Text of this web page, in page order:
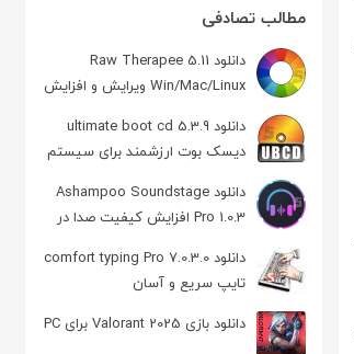
مطالب تصادفی
دانلود Raw Therapee 5.11
Win/Mac/Linux ویرایش و افزایش
کیفیت عکس Raw
دانلود ultimate boot cd 5.3.9
دیسک بوت ارزشمند برای سیستم
دانلود Ashampoo Soundstage
Pro 1.0.3 افزایش کیفیت صدا در
دانلود comfort typing Pro 7.0.3.0
تایپ سریع و آسان
دانلود بازی 2025 Valorant برای PC